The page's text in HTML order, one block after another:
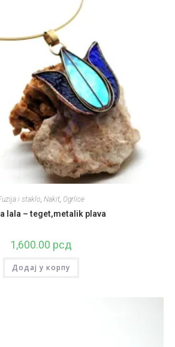
i staklo Nakit, Ogrlice
lala – teget,metalik plava
1,600.00 рсд
Додај у корпу